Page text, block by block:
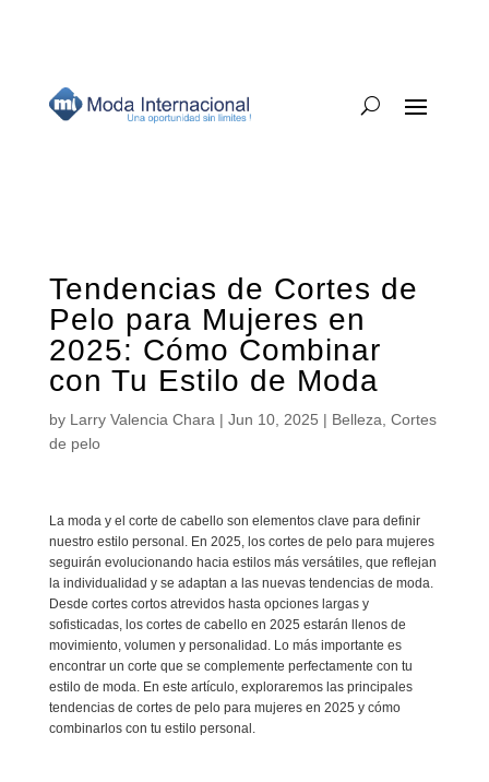
Tendencias de Cortes de
Pelo para Mujeres en
2025: Cómo Combinar
con Tu Estilo de Moda
by Larry Valencia Chara | Jun 10, 2025 | Belleza Cortes
de pelo
La moda y el corte de cabello son elementos clave para definir
nuestro estilo personal. En 2025, los cortes de pelo para mujeres
seguirán evolucionando hacia estilos más versátiles, que reflejan
la individualidad y se adaptan a las nuevas tendencias de moda.
Desde cortes cortos atrevidos hasta opciones largas y
sofisticadas, los cortes de cabello en 2025 estarán llenos de
movimiento, volumen y personalidad. Lo más importante es
encontrar un corte que se complemente perfectamente con tu
estilo de moda. En este artículo, exploraremos las principales
tendencias de cortes de pelo para mujeres en 2025 y cómo
combinarlos con tu estilo personal.